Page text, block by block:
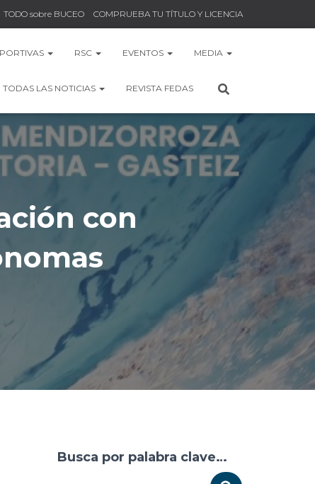
TODO sobre BUCEO COMPRUEBA TU TÍTULO Y LICENCIA
RSC EVENTOS MEDIA
TODAS LAS NOTICIAS REVISTA FEDAS
con
Busca por palabra clave…